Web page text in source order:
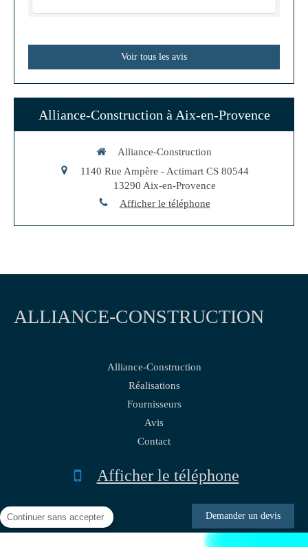
Voir tous les avis
Alliance-Construction à Aix-en-Provence
Alliance-Construction
1140 Rue Ampère - Actimart CS 80544
13290 Aix-en-Provence
Afficher le téléphone
ALLIANCE-CONSTRUCTION
Alliance-Construction
Réalisations
Fournisseurs
Avis
Contact
Afficher le téléphone
Demander un devis
Continuer sans accepter